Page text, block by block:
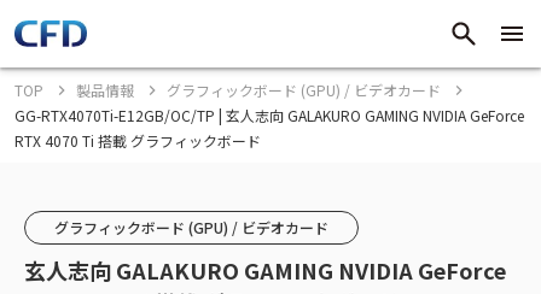
TOP 製品情報
グラフィックボード (GPU) / ビデオカード
GG-RTX4070Ti-E12GB/OC/TP | 玄人志向 GALAKURO GAMING NVIDIA GeForce
RTX 4070 Ti 搭載 グラフィックボード
グラフィックボード (GPU) / ビデオカード
玄人志向 GALAKURO GAMING NVIDIA GeForce